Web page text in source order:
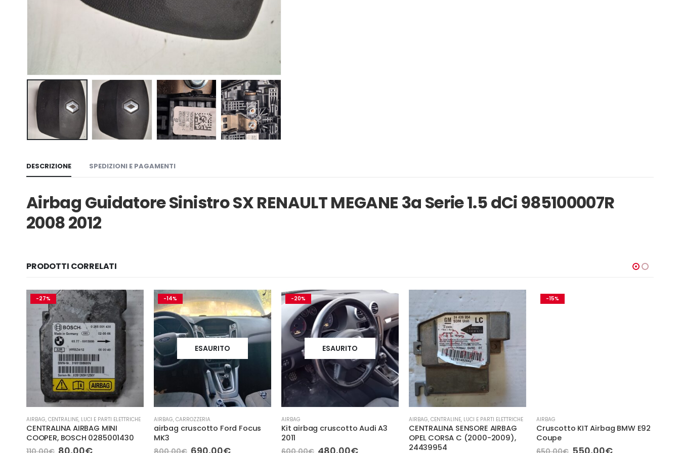
DESCRIZIONE SPEDIZIONI E PAGAMENTI
Airbag Guidatore Sinistro SX RENAULT MEGANE 3a Serie 1.5 dCi 985100007R
2008 2012
PRODOTTI CORRELATI
-27%
AIRBAG, CENTRALINE, LUCI E PARTI ELETTRICHE
CENTRALINA AIRBAG MINI
COOPER, BOSCH 0285001430
Il Il
-14%
ESAURITO
AIRBAG, CARROZZERIA
airbag cruscotto Ford Focus
MK3
Il Il
-20%
ESAURITO
AIRBAG
Kit airbag cruscotto Audi A3
2011
Il Il
AIRBAG, CENTRALINE, LUCI E PARTI ELETTRICHE
CENTRALINA SENSORE AIRBAG
OPEL CORSA C (2000-2009),
24439954
-15%
AIRBAG
Cruscotto KIT Airbag BMW E92
Coupe
Il Il